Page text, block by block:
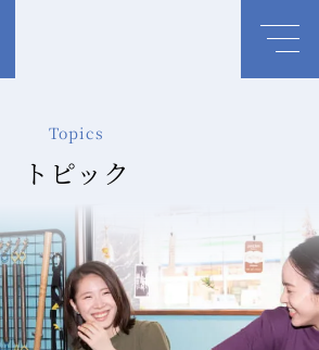
Topics
トピック